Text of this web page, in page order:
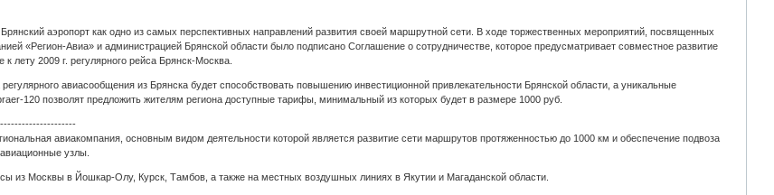
аэропорт как одно из самых перспективных направлений развития своей маршрутной сети. В ходе торжественных мероприятий, посвященных
«Регион-Авиа» и администрацией Брянской области было подписано Соглашение о сотрудничестве, которое предусматривает совместное развитие
лету 2009 г. регулярного рейса Брянск-Москва.
авиасообщения из Брянска будет способствовать повышению инвестиционной привлекательности Брянской области, а уникальные
120 позволят предложить жителям региона доступные тарифы, минимальный из которых будет в размере 1000 руб.
авиакомпания, основным видом деятельности которой является развитие сети маршрутов протяженностью до 1000 км и обеспечение подвоза
узлы.
из Москвы в Йошкар-Олу, Курск, Тамбов, а также на местных воздушных линиях в Якутии и Магаданской области.